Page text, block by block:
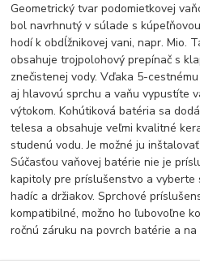
Geometrický tvar podomietkovej
bol navrhnutý v súlade s
hodí k obdĺžnikovej vani, napr. Mio.
obsahuje trojpolohový prepínač s
znečistenej vody. Vďaka 5-
aj hlavovú sprchu a vaňu vypustíte
výtokom. Kohútiková batéria sa
telesa a obsahuje veľmi kvalitné
studenú vodu. Je možné ju
Súčasťou vaňovej batérie nie je
kapitoly pre príslušenstvo a vyberte
hadíc a držiakov. Sprchové
kompatibilné, možno ho ľubovoľne
ročnú záruku na povrch batérie a